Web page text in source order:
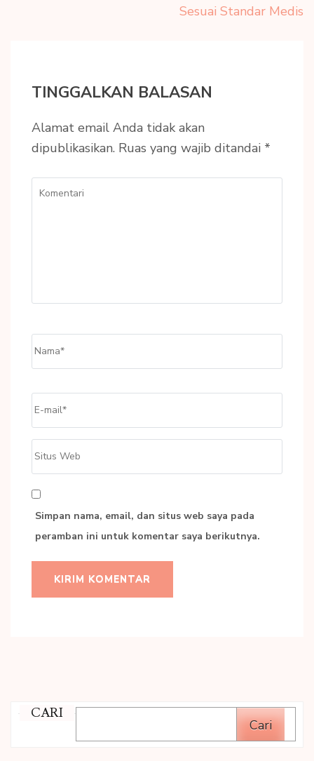
Sesuai Standar Medis
TINGGALKAN BALASAN
Alamat email Anda tidak akan
dipublikasikan. Ruas yang wajib ditandai *
Komentari
Name
Email*
Situs
Simpan nama, email, dan situs web saya pada
peramban ini untuk komentar saya berikutnya.
CARI
Cari